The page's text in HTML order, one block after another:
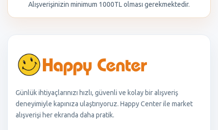
Alışverişinizin minimum 1000TL olması gerekmektedir.
Günlük ihtiyaçlarınızı hızlı, güvenli ve kolay bir alışveriş
deneyimiyle kapınıza ulaştırıyoruz. Happy Center ile market
alışverişi her ekranda daha pratik.